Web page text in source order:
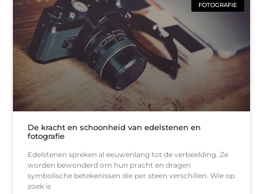
FOTOGRAFIE
De kracht en schoonheid van edelstenen en
fotografie
Edelstenen spreken al eeuwenlang tot de verbeelding. Ze
worden bewonderd om hun pracht en dragen
symbolische betekenissen die per steen verschillen. Wie op
zoek is